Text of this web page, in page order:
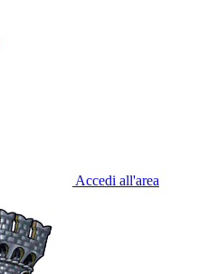
Accedi all'area